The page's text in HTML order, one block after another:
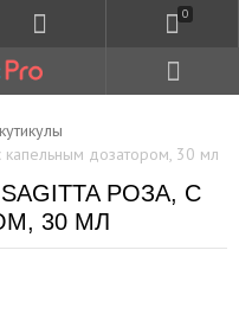
0
капельным дозатором, 30 мл
РОЗА, С
30 МЛ